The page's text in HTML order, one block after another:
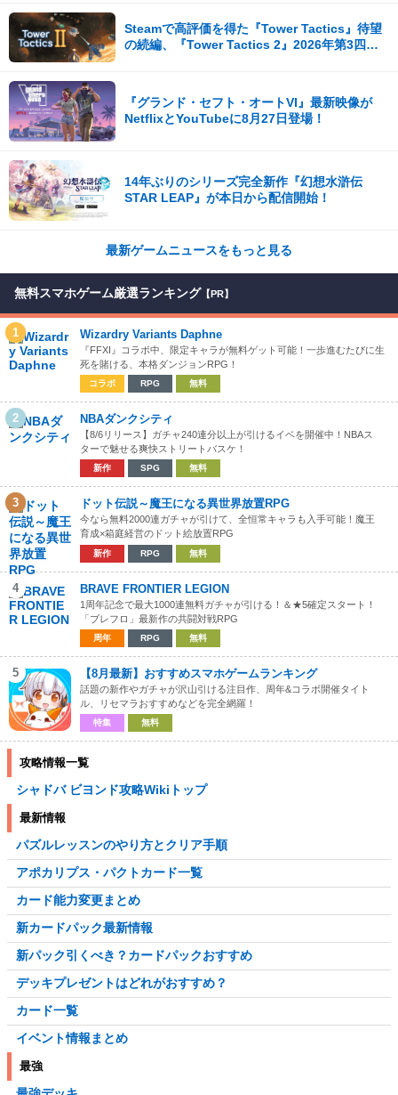
Steamで高評価を得た『Tower Tactics』待望
の続編、『Tower Tactics 2』2026年第3四半
『グランド・セフト・オートVI』最新映像が
NetflixとYouTubeに8月27日登場！
14年ぶりのシリーズ完全新作『幻想水滸伝
STAR LEAP』が本日から配信開始！
最新ゲームニュースをもっと見る
無料スマホゲーム厳選ランキング 【PR】
1 Wizardry Variants Daphne
『FFXI』コラボ中、限定キャラが無料ゲット可能！一歩進むたびに生
死を賭ける、本格ダンジョンRPG！
コラボ RPG 無料
2 NBAダンクシティ
【8/6リリース】ガチャ240連分以上が引けるイベを開催中！NBAス
ターで魅せる爽快ストリートバスケ！
新作 SPG 無料
3 ドット伝説～魔王になる異世界放置RPG
今なら無料2000連ガチャが引けて、全恒常キャラも入手可能！魔王
育成×箱庭経営のドット絵放置RPG
新作 RPG 無料
4 BRAVE FRONTIER LEGION
1周年記念で最大1000連無料ガチャが引ける！＆★5確定スタート！
「ブレフロ」最新作の共闘対戦RPG
周年 RPG 無料
5 【8月最新】おすすめスマホゲームランキング
話題の新作やガチャが沢山引ける注目作、周年&コラボ開催タイト
ル、リセマラおすすめなどを完全網羅！
特集 無料
攻略情報一覧
シャドバ ビヨンド攻略Wikiトップ
最新情報
パズルレッスンのやり方とクリア手順
アポカリプス・パクトカード一覧
カード能力変更まとめ
新カードパック最新情報
新パック引くべき？カードパックおすすめ
デッキプレゼントはどれがおすすめ？
カード一覧
イベント情報まとめ
最強